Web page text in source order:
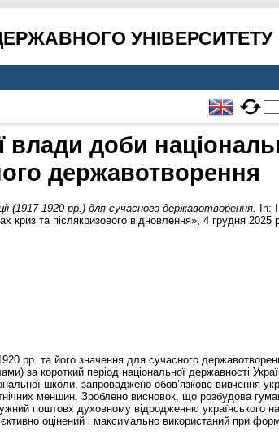
УНІВЕРСИТЕТУ
влади доби
державотворення
(1917-1920 рр.) для сучасного державотворення.
In:
та післякризового відновлення», 4 грудня 2025
рр. та його значення для сучасного
за короткий період національної державності
школи, запроваджено обов’язкове вивчення
меншин. Зроблено висновок, що розбудова
поштовх духовному відродженню українського
оцінений і максимально використаний при